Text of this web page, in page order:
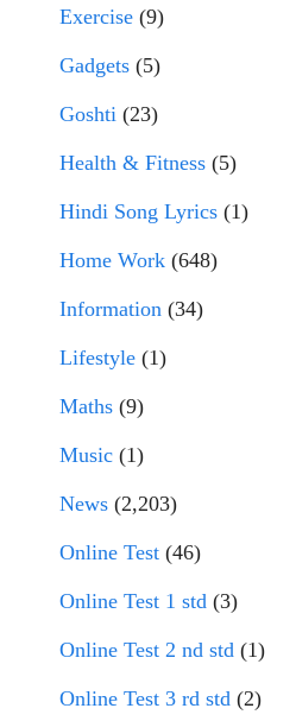
Exercise (9)
Gadgets (5)
Goshti (23)
Health & Fitness (5)
Hindi Song Lyrics (1)
Home Work (648)
Information (34)
Lifestyle (1)
Maths (9)
Music (1)
News (2,203)
Online Test (46)
Online Test 1 std (3)
Online Test 2 nd std (1)
Online Test 3 rd std (2)